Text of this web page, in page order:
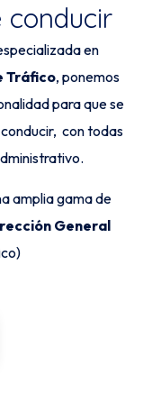
conducir
en
Tráfico, ponemos
para que se
con todas
amplia gama de
General